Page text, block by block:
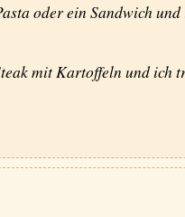
oder ein Sandwich
mit Kartoffeln und ich